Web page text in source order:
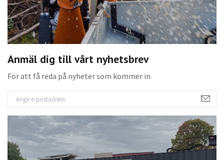
Anmäl dig till vårt nyhetsbrev
För att få reda på nyheter som kommer in